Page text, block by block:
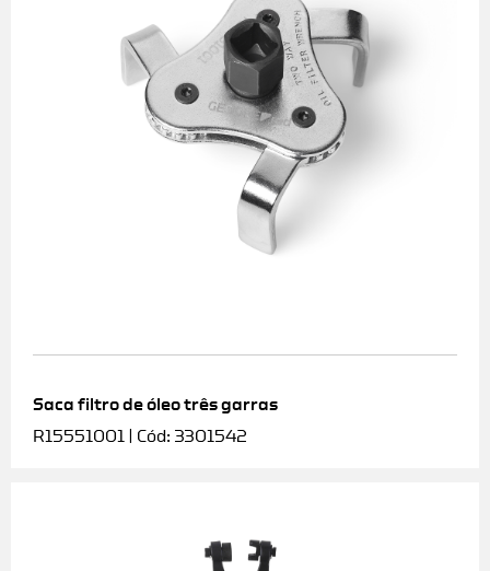
Saca filtro de óleo três garras
R15551001 | Cód: 3301542